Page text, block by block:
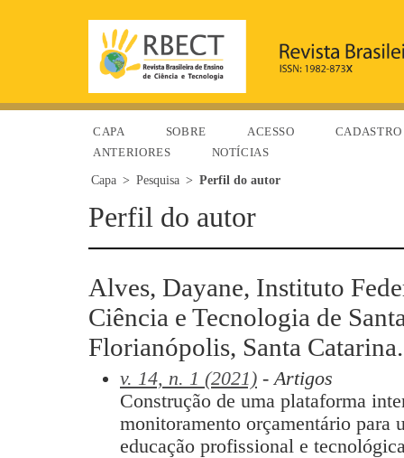
CAPA SOBRE ACESSO
CADASTRO
ANTERIORES
NOTÍCIAS
Capa > Pesquisa > Perfil do autor
Perfil do autor
Alves, Dayane, Instituto
Ciência e Tecnologia de
Florianópolis, Santa
v. 14, n. 1 (2021) - Artigos
Construção de uma plataforma
monitoramento orçamentário para
educação profissional e